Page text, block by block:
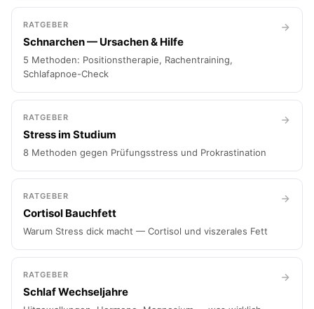
RATGEBER
Schnarchen — Ursachen & Hilfe
5 Methoden: Positionstherapie, Rachentraining,
Schlafapnoe-Check
RATGEBER
Stress im Studium
8 Methoden gegen Prüfungsstress und Prokrastination
RATGEBER
Cortisol Bauchfett
Warum Stress dick macht — Cortisol und viszerales Fett
RATGEBER
Schlaf Wechseljahre